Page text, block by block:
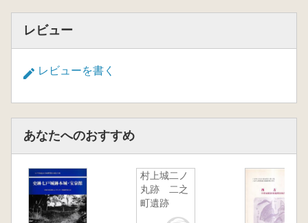
レビュー
レビューを書く
あなたへのおすすめ
村上城二ノ
丸跡 二之
町遺跡